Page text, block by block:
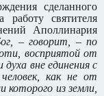
сделанного
святителя
Аполлинария
– говорит, – по
восприятой от
вне единения с
как не от
которого из земли,